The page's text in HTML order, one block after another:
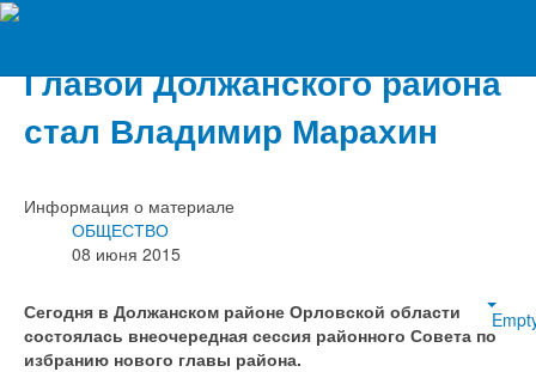
Главой Должанского района
стал Владимир Марахин
Информация о материале
ОБЩЕСТВО
08 июня 2015
Сегодня в Должанском районе Орловской области
состоялась внеочередная сессия районного Совета по
избранию нового главы района.